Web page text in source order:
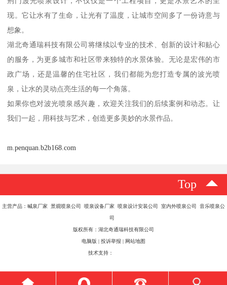
现。它让水有了生命，让光有了温度，让城市空间多了一份诗意与
想象。
湖北奇通瑞科技有限公司将继续以专业的技术、创新的设计和贴心
的服务，为更多城市和社区带来独特的水景体验。无论是宏伟的市
政广场，还是温馨的住宅社区，我们都能为您打造专属的波光喷
泉，让水的灵动点亮生活的每一个角落。
如果你也对波光喷泉感兴趣，欢迎关注我们的后续案例和动态。让
我们一起，用科技与艺术，创造更多美妙的水景作品。
m.penquan.b2b168.com
Top
主营产品：喊泉厂家 景观喷泉公司 喷泉设备厂家 喷泉设计安装公司 室内外喷泉公司 音乐喷泉公
司
版权所有：湖北奇通瑞科技有限公司
电脑版 | 投诉举报 | 网站地图
技术支持：